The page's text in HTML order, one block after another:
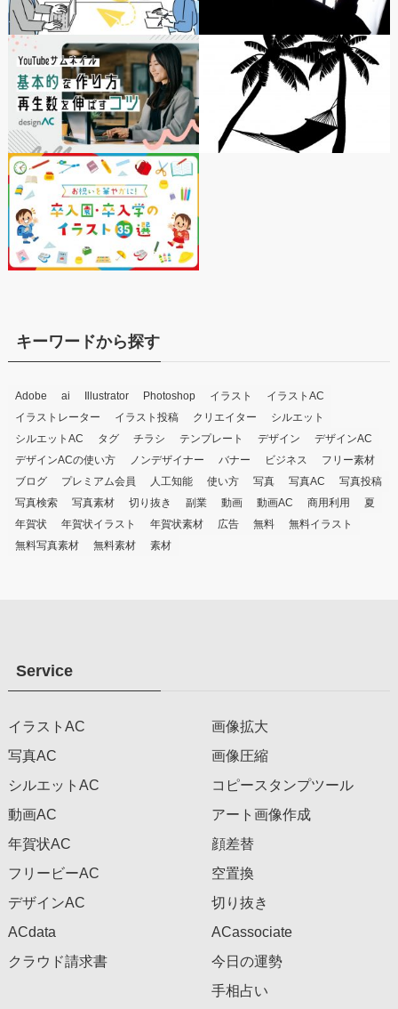
キーワードから探す
Adobe ai Illustrator Photoshop イラスト
イラストAC
イラストレーター
イラスト投稿 クリエイター
シルエット
シルエットAC
タグ チラシ テンプレート デザイン
デザインAC
デザインACの使い方
ノンデザイナー バナー ビジネス
フリー素材
ブログ
プレミアム会員 人工知能 使い方 写真 写真AC
写真投稿
写真検索
写真素材 切り抜き 副業 動画 動画AC 商用利用
夏
年賀状
年賀状イラスト 年賀状素材 広告 無料
無料イラスト
無料写真素材
無料素材 素材
Service
イラストAC
写真AC
シルエットAC
動画AC
年賀状AC
フリービーAC
デザインAC
ACdata
クラウド請求書
画像拡大
画像圧縮
コピースタンプツール
アート画像作成
顔差替
空置換
切り抜き
ACassociate
今日の運勢
手相占い